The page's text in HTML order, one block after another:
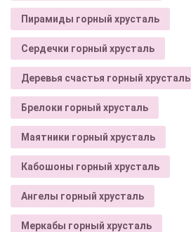
Пирамиды горный хрусталь
Сердечки горный хрусталь
Деревья счастья горный хрусталь
Брелоки горный хрусталь
Маятники горный хрусталь
Кабошоны горный хрусталь
Ангелы горный хрусталь
Меркабы горный хрусталь